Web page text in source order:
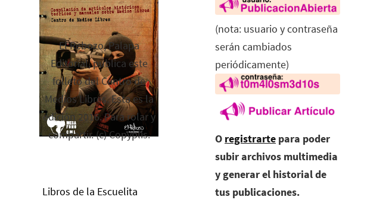
El Rebozo, Palapa
Editorial, publica este
folleto del Centro de
Medios Libres. Esta es la
edición 2016. Para rolar y
compartir. (c) Copyplis.
Libros de la Escuelita
(nota: usuario y contraseña
serán cambiados
periódicamente)
O registrarte para poder
subir archivos multimedia
y generar el historial de
tus publicaciones.